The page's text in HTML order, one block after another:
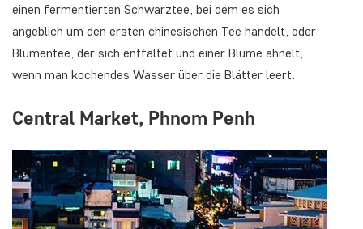
einen fermentierten Schwarztee, bei dem es sich
angeblich um den ersten chinesischen Tee handelt, oder
Blumentee, der sich entfaltet und einer Blume ähnelt,
wenn man kochendes Wasser über die Blätter leert.
Central Market, Phnom Penh